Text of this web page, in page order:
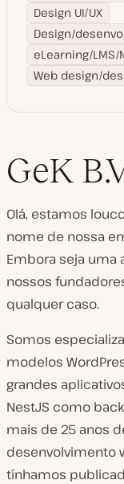
Design UI/UX
Design/
eLearning/
Web design/
GeK
Olá, estamos
nome de nossa
Embora seja uma
nossos
qualquer caso.
Somos
modelos
grandes
NestJS como
mais de 25 anos
desenvolvimento
tínhamos